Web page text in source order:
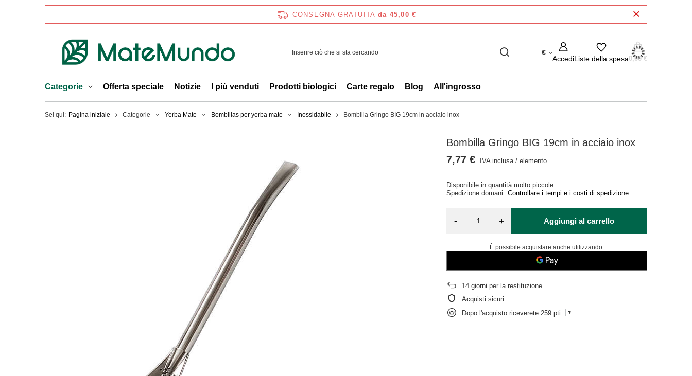
CONSEGNA GRATUITA da 45,00 €
€
AccediListe della spesa0,00 €
Categorie Offerta speciale Notizie I più venduti Prodotti biologici Carte regalo Blog All'ingrosso
Sei qui: Pagina iniziale Categorie Yerba Mate Bombillas per yerba mate Inossidabile Bombilla Gringo BIG 19cm in acciaio inox
Bombilla Gringo BIG 19cm in acciaio inox
Disponibile in quantità molto piccole
Spedizionedomani Controllare i tempi e i costi di spedizione
7,77 € IVA inclusa/elemento
- + Aggiungi al carrello
È possibile acquistare anche utilizzando:
14 giorni per la restituzione
Acquisti sicuri
Dopo l'acquisto riceverete 259 pti.